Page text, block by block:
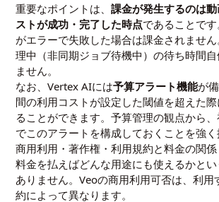
重要なポイントは、課金が発生するのは
ストが成功・完了した時点であることで
がエラーで失敗した場合は課金されませ
理中（非同期ジョブ待機中）の待ち時間
ません。
なお、Vertex AIには予算アラート機能が
間の利用コストが設定した閾値を超えた
ることができます。予算管理の観点から
でこのアラートを構成しておくことを強く
商用利用・著作権・利用規約と料金の関係
料金を払えばどんな用途にも使えるかと
ありません。Veoの商用利用可否は、利用
約によって異なります。